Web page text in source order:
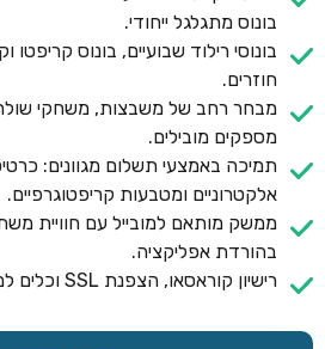
בונוס מתגלגל ייחודי.
חוזרים.
מבחר רחב של משבצות, משחקי שולחן
מספקים מובילים.
תמיכה באמצעי תשלום מגוונים:
אלקטרוניים ומטבעות קריפטוגרפיים.
ממשק מותאם למובייל עם חוויית
בהורדת אפליקציה.
רישיון קוראסאו, הצפנת SSL וכלים למשחק אחראי באזור האישי.